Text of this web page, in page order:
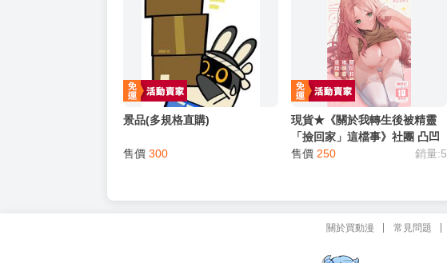
景品(多規格直購)
售價 300
現貨★《關於我轉生後被精靈
「撿回家」這檔事》社團 凸凹
HURRICANE / 作者:あんざゆ
售價 250 銷量:5
關於買動漫 常見問題